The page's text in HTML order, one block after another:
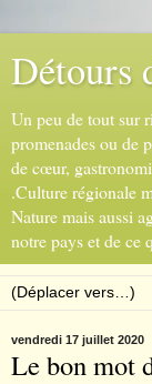
Détours
Un peu de tout sur
promenades ou de
de cœur,
.Culture régionale
Nature mais aussi
notre pays et de ce
vendredi 17 juillet 2020
Le bon mot